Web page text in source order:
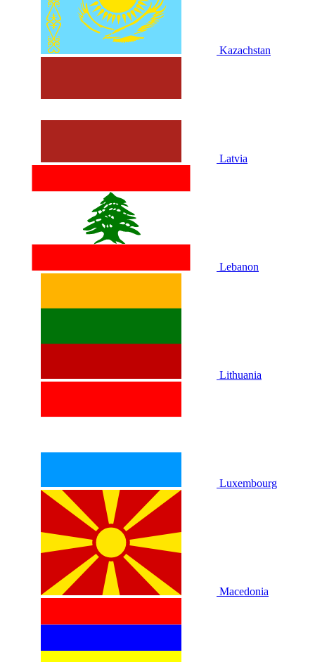
Kazachstan
Latvia
Lebanon
Lithuania
Luxembourg
Macedonia